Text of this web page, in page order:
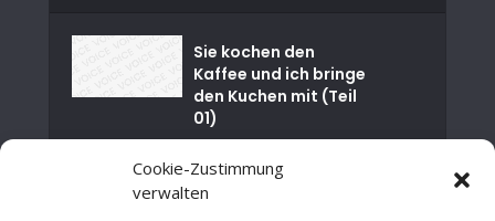
Cookie-Zustimmung
verwalten
Sie kochen den
Kaffee und ich bringe
den Kuchen mit (Teil
01)
Nuklearkatastrophe
von Tschernobyl